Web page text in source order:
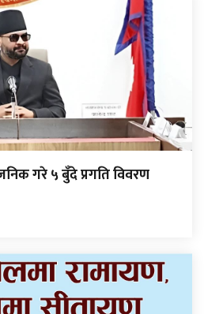
गरे ५ बुँदे प्रगति विवरण